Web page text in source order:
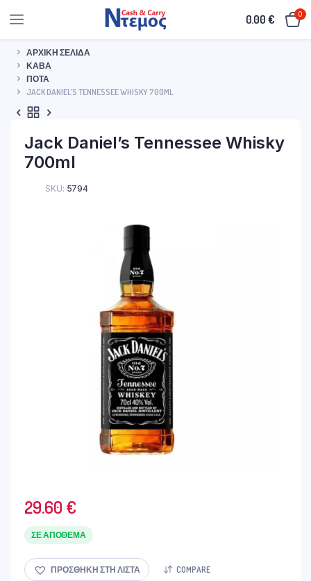
0.00€ 0
ΑΡΧΙΚΉ ΣΕΛΊΔΑ
ΚΆΒΑ
ΠΟΤΆ
JACK DANIEL’S TENNESSEE WHISKY 700ML
Jack Daniel’s Tennessee Whisky
700ml
SKU: 5794
29.60 €
ΣΕ ΑΠΌΘΕΜΑ
ΠΡΟΣΘΉΚΗ ΣΤΗ ΛΊΣΤΑ COMPARE